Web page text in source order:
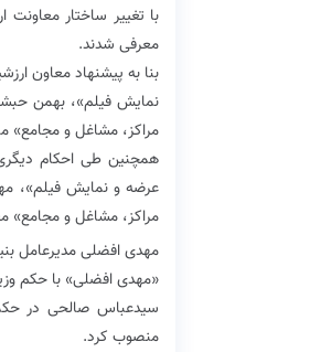
با تغییر ساختار
معرفی شدند.
بنا به پیشنهاد معاون
نمایش فیلم»، بهمن
مراکز، مشاغل و مجامع»
همچنین طی احکام
عرضه و نمایش فیلم»،
مراکز، مشاغل و مجامع»
مهدی افضلی مدیرعامل
«مهدی افضلی» با حکم
سیدعباس صالحی در
منصوب کرد.